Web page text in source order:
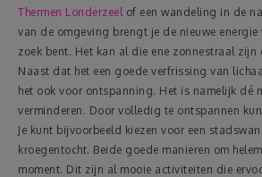
Mode & Verzorging
Korting
Thermen Londerzeel of een wandeling in de
van de omgeving brengt je de nieuwe
zoek bent. Het kan al die ene zonnestraal zijn
Naast dat het een goede verfrissing van
het ook voor ontspanning. Het is namelijk dé
verminderen. Door volledig te ontspannen
Je kunt bijvoorbeeld kiezen voor een
kroegentocht. Beide goede manieren om
moment. Dit zijn al mooie activiteiten die